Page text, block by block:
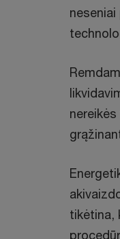
tikėtina,